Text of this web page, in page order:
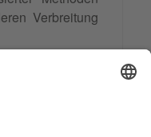
Verbreitung
wachsender
Stärkung